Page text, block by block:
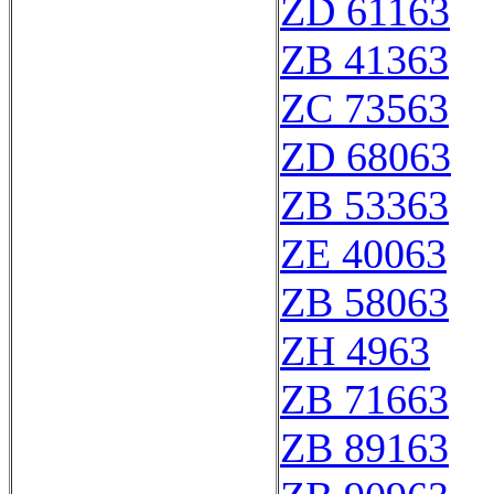
ZD 61163
ZB 41363
ZC 73563
ZD 68063
ZB 53363
ZE 40063
ZB 58063
ZH 4963
ZB 71663
ZB 89163